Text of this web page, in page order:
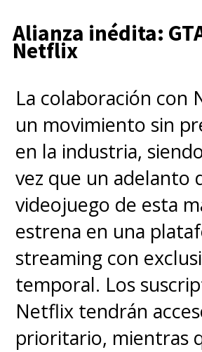
Alianza inédita:
Netflix
La colaboración con
un movimiento sin
en la industria,
vez que un adelanto
videojuego de esta
estrena en una
streaming con
temporal. Los
Netflix tendrán
prioritario, mientras